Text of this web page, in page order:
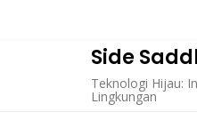
Side
Teknologi Hijau:
Lingkungan